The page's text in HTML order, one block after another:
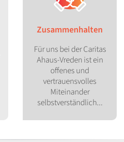
Zusammenhalten
Für uns bei der Caritas
Ahaus-Vreden ist ein
offenes und
vertrauensvolles
Miteinander
selbstverständlich...